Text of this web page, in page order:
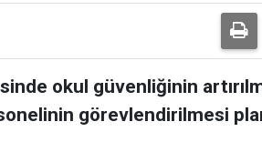
okul güvenliğinin
görevlendirilmesi